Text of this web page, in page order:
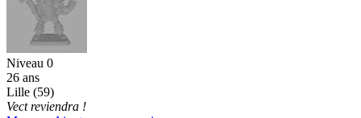
Niveau 0
26 ans
Lille (59)
Vect reviendra !